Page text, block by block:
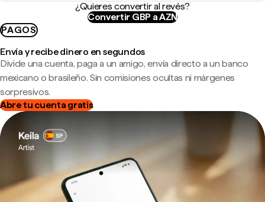
¿Quieres convertir al revés?
Convertir GBP a AZN
PAGOS
Envía y recibe dinero en segundos
Divide una cuenta, paga a un amigo, envía directo a un banco
mexicano o brasileño. Sin comisiones ocultas ni márgenes
sorpresivos.
Abre tu cuenta gratis